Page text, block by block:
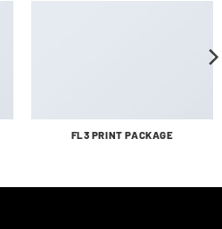
FL3 PRINT PACKAGE